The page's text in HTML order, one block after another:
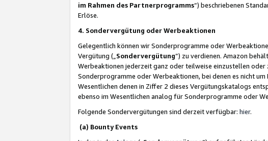
im Rahmen des Partnerprogramms“) beschriebenen
Erlöse.
4. Sondervergütung oder Werbeaktionen
Gelegentlich können wir Sonderprogramme oder
Vergütung („ Sondervergütung”) zu verdienen. Amazon
Werbeaktionen jederzeit ganz oder teilweise einzustellen
Sonderprogramme oder Werbeaktionen, bei denen es nicht
Wesentlichen denen in Ziffer 2 dieses Vergütungskatalogs
ebenso im Wesentlichen analog für Sonderprogramme oder
Folgende Sondervergütungen sind derzeit verfügbar: hier.
(a) Bounty Events